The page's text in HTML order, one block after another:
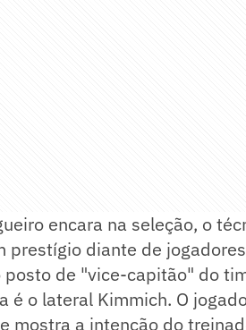
encara na seleção, o
prestígio diante de
de "vice-capitão" do
é o lateral Kimmich. O
mostra a intenção do